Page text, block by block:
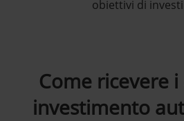
obiettivi di
Come ricevere
investimento